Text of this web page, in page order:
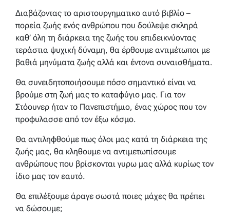
Διαβάζοντας το αριστουργηματικο αυτό βιβλίο –
πορεία ζωής ενός ανθρώπου που δούλεψε σκληρά
καθ’ όλη τη διάρκεια της ζωής του επιδεικνύοντας
τεράστια ψυχική δύναμη, θα έρθουμε αντιμέτωποι με
βαθιά μηνύματα ζωής αλλά και έντονα συναισθήματα.
Θα συνειδητοποιήσουμε πόσο σημαντικό είναι να
βρούμε στη ζωή μας το καταφύγιο μας. Για τον
Στόουνερ ήταν το Πανεπιστήμιο, ένας χώρος που τον
προφυλασσε από τον έξω κόσμο.
Θα αντιληφθούμε πως όλοι μας κατά τη διάρκεια της
ζωής μας, θα κληθουμε να αντιμετωπίσουμε
ανθρώπους που βρίσκονται γυρω μας αλλά κυρίως τον
ίδιο μας τον εαυτό.
Θα επιλέξουμε άραγε σωστά ποιες μάχες θα πρέπει
να δώσουμε;